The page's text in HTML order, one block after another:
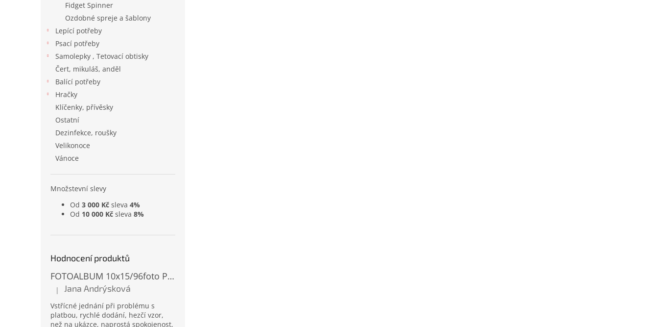
Fidget Spinner
Ozdobné spreje a šablony
Lepící potřeby
Psací potřeby
Samolepky , Tetovací obtisky
Čert, mikuláš, anděl
Balící potřeby
Hračky
Klíčenky, přívěsky
Ostatní
Dezinfekce, roušky
Velikonoce
Vánoce
Množstevní slevy
Od 3 000 Kč sleva 4%
Od 10 000 Kč sleva 8%
Hodnocení produktů
FOTOALBUM 10x15/96foto PP-4696 MIX
Hodnocení produktu je 5 z 5 hvězdiček.
| Jana Andrýsková
Vstřícné jednání při problému s
platbou, rychlé dodání, hezčí vzor,
než na ukázce, naprostá spokojenost,